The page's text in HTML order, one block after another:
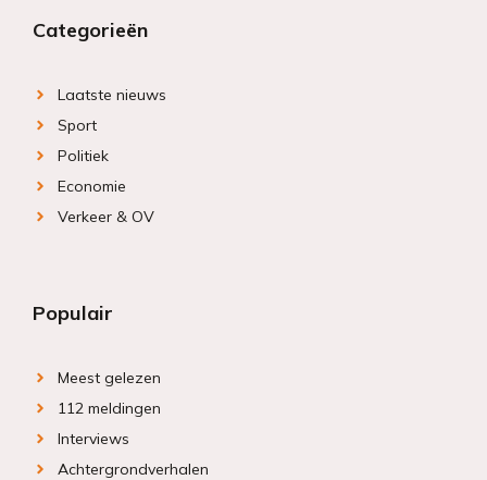
Categorieën
Laatste nieuws
Sport
Politiek
Economie
Verkeer & OV
Populair
Meest gelezen
112 meldingen
Interviews
Achtergrondverhalen